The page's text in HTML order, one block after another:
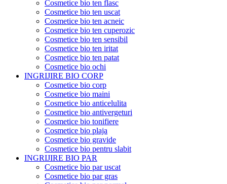
Cosmetice bio ten flasc
Cosmetice bio ten uscat
Cosmetice bio ten acneic
Cosmetice bio ten cuperozic
Cosmetice bio ten sensibil
Cosmetice bio ten iritat
Cosmetice bio ten patat
Cosmetice bio ochi
INGRIJIRE BIO CORP
Cosmetice bio corp
Cosmetice bio maini
Cosmetice bio anticelulita
Cosmetice bio antivergeturi
Cosmetice bio tonifiere
Cosmetice bio plaja
Cosmetice bio gravide
Cosmetice bio pentru slabit
INGRIJIRE BIO PAR
Cosmetice bio par uscat
Cosmetice bio par gras